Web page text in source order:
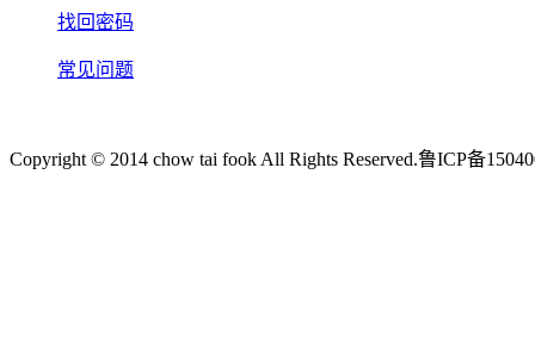
找回密码
常见问题
Copyright © 2014 chow tai fook All Rights Reserved.鲁ICP备